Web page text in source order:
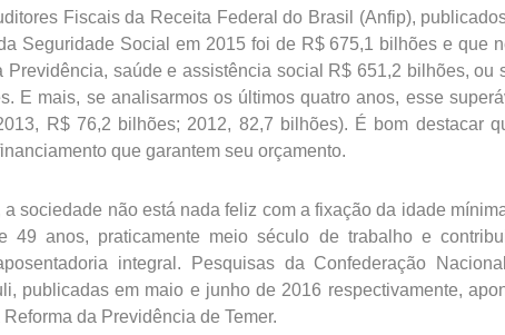
Fiscais da Receita Federal do Brasil (Anfip),
Seguridade Social em 2015 foi de R$ 675,1 bilhões e que
Previdência, saúde e assistência social R$ 651,2 bilhões, ou
E mais, se analisarmos os últimos quatro anos, esse
R$ 76,2 bilhões; 2012, 82,7 bilhões). É bom destacar
que garantem seu orçamento.
a sociedade não está nada feliz com a fixação da idade
49 anos, praticamente meio século de trabalho e
integral. Pesquisas da Confederação
publicadas em maio e junho de 2016 respectivamente,
da Previdência de Temer.